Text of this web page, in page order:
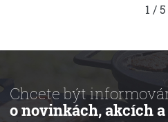
1 /5
Chcete být
o novinkách, akcích